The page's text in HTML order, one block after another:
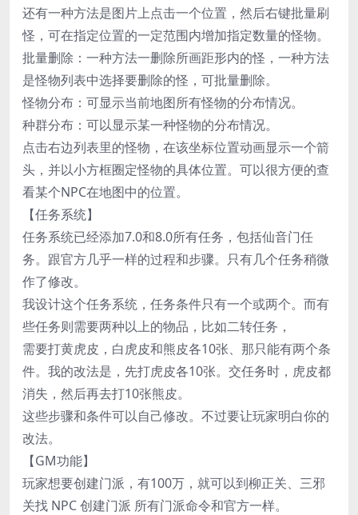
还有一种方法是图片上点击一个位置，然后右键批量刷
怪，可在指定位置的一定范围内增加指定数量的怪物。
批量删除：一种方法一删除所画距形内的怪，一种方法
是怪物列表中选择要删除的怪，可批量删除。
怪物分布：可显示当前地图所有怪物的分布情况。
种群分布：可以显示某一种怪物的分布情况。
点击右边列表里的怪物，在该坐标位置动画显示一个箭
头，并以小方框圈定怪物的具体位置。可以很方便的查
看某个NPC在地图中的位置。
【任务系统】
任务系统已经添加7.0和8.0所有任务，包括仙音门任
务。跟官方几乎一样的过程和步骤。只有几个任务稍微
作了修改。
我设计这个任务系统，任务条件只有一个或两个。而有
些任务则需要两种以上的物品，比如二转任务，
需要打黄虎皮，白虎皮和熊皮各10张、那只能有两个条
件。我的改法是，先打虎皮各10张。交任务时，虎皮都
消失，然后再去打10张熊皮。
这些步骤和条件可以自己修改。不过要让玩家明白你的
改法。
【GM功能】
玩家想要创建门派，有100万，就可以到柳正关、三邪
关找 NPC 创建门派 所有门派命令和官方一样。